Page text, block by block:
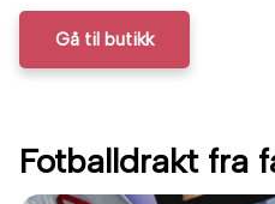
Gå til butikk
Fotballdrakt fra